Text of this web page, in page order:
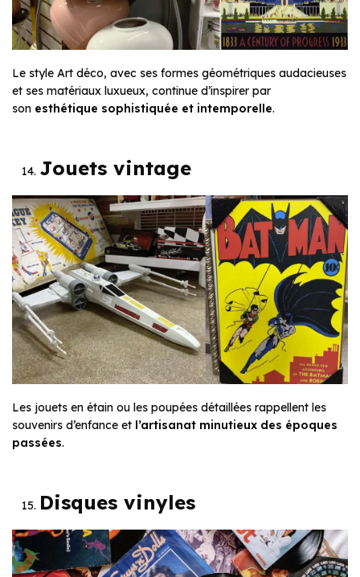
Le style Art déco, avec ses formes géométriques audacieuses
et ses matériaux luxueux, continue d’inspirer par
son esthétique sophistiquée et intemporelle.
Jouets vintage
Les jouets en étain ou les poupées détaillées rappellent les
souvenirs d’enfance et l’artisanat minutieux des époques
passées.
Disques vinyles